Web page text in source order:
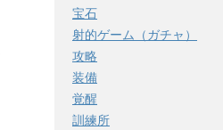
宝石
射的ゲーム（ガチャ）
攻略
装備
覚醒
訓練所